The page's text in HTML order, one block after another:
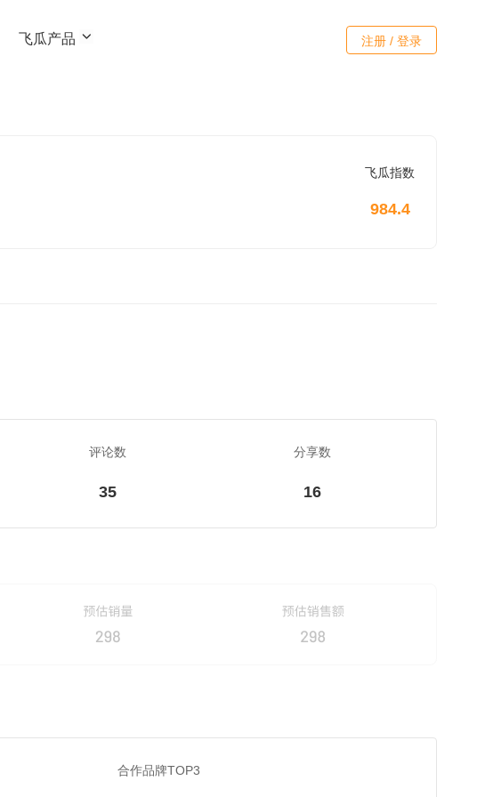
飞瓜产品 注册 / 登录
飞瓜指数
984.4
评论数
35
分享数
16
合作品牌TOP3